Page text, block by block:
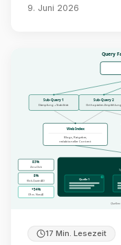
9. Juni 2026
Query
Sub-Query 1
Dämpfung + Stabilität
Sub-Query 2
Orthopäden-Empfehlung
Web Index
Blogs, Ratgeber,
redaktioneller Content
Quelle 1
1
83%
Zero-Click
8%
Klick-Quote AIO
+54%
CR vs. Non-AI
Quellen:
17 Min. Lesezeit